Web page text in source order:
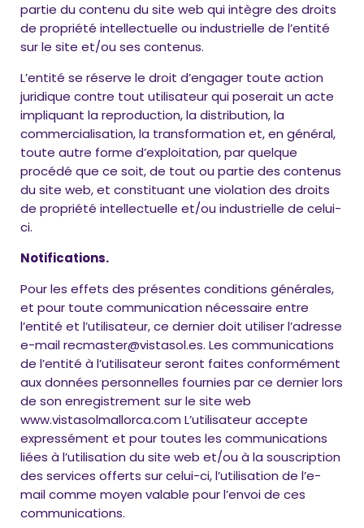
partie du contenu du site web qui intègre des droits
de propriété intellectuelle ou industrielle de l’entité
sur le site et/ou ses contenus.
L’entité se réserve le droit d’engager toute action
juridique contre tout utilisateur qui poserait un acte
impliquant la reproduction, la distribution, la
commercialisation, la transformation et, en général,
toute autre forme d’exploitation, par quelque
procédé que ce soit, de tout ou partie des contenus
du site web, et constituant une violation des droits
de propriété intellectuelle et/ou industrielle de celui-
ci.
Notifications.
Pour les effets des présentes conditions générales,
et pour toute communication nécessaire entre
l’entité et l’utilisateur, ce dernier doit utiliser l’adresse
e-mail recmaster@vistasol.es. Les communications
de l’entité à l’utilisateur seront faites conformément
aux données personnelles fournies par ce dernier lors
de son enregistrement sur le site web
www.vistasolmallorca.com L’utilisateur accepte
expressément et pour toutes les communications
liées à l’utilisation du site web et/ou à la souscription
des services offerts sur celui-ci, l’utilisation de l’e-
mail comme moyen valable pour l’envoi de ces
communications.